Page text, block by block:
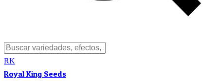
RK
Royal King Seeds